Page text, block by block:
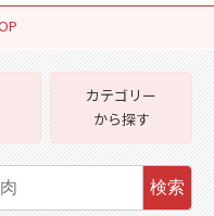
カテゴリー
から探す
検索